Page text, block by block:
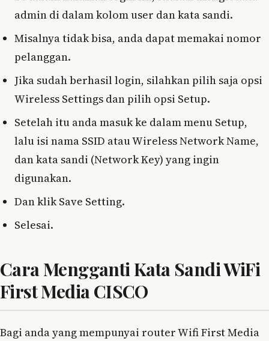
admin di dalam kolom user dan kata sandi.
Misalnya tidak bisa, anda dapat memakai nomor
pelanggan.
Jika sudah berhasil login, silahkan pilih saja opsi
Wireless Settings dan pilih opsi Setup.
Setelah itu anda masuk ke dalam menu Setup,
lalu isi nama SSID atau Wireless Network Name,
dan kata sandi (Network Key) yang ingin
digunakan.
Dan klik Save Setting.
Selesai.
Cara Mengganti Kata Sandi WiFi
First Media CISCO
Bagi anda yang mempunyai router Wifi First Media